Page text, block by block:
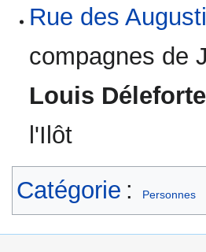
navigation
recherche
Rue des
compagnes de
Louis
l'Ilôt
Catégorie : Personnes